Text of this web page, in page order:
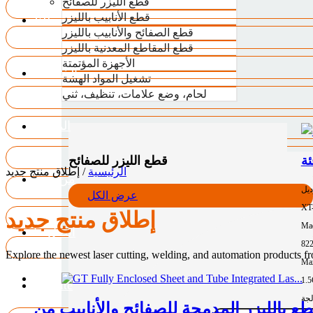
قطع الأنابيب بالليزر
قطع الصفائح والأنابيب بالليزر
قطع المقاطع المعدنية بالليزر
الأجهزة المؤتمتة
تشغيل المواد الهشة
لحام، وضع علامات، تنظيف، ثني
قطع الليزر للصفائح
عرض الكل
VR
الخدمات
من نحن
اتصل بنا
US.Site
الرئيسية / إطلاق منتج جديد
إطلاق منتج جديد
Explore the newest laser cutting, welding, and automation products